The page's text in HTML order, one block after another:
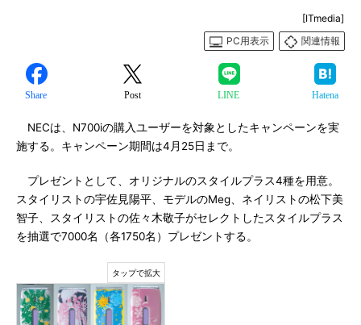
[ITmedia]
PC用表示
関連情報
Share Post LINE Hatena
NECは、N700iの購入ユーザーを対象としたキャンペーンを実
施する。キャンペーン期間は4月25日まで。
プレゼントとして、オリジナルのスタイルプラス4種を用意。
スタイリストの宇佐見陽平、モデルのMeg、ネイリストの松下美
智子、スタイリストの佐々木敬子がセレクトしたスタイルプラス
を抽選で7000名（各1750名）プレゼントする。